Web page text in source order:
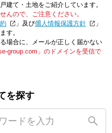
建て・土地をご紹介しています。
んので、ご注意ください。
」及び「個人情報保護方針
」
す。
場合に、メールが正しく届かない
group.com」のドメインを受信で
を探す